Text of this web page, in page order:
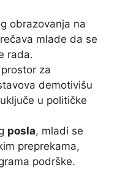
obrazovanja na
mlade da se
rada.
za
demotivišu
u političke
posla, mladi se
preprekama,
podrške.